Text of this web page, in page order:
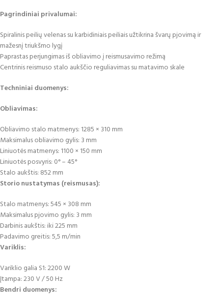
Pagrindiniai privalumai:
Spiralinis peilių velenas su karbidiniais peiliais užtikrina švarų pjovimą ir
mažesnį triukšmo lygį
Paprastas perjungimas iš obliavimo į reismusavimo režimą
Centrinis reismuso stalo aukščio reguliavimas su matavimo skale
Techniniai duomenys:
Obliavimas:
Obliavimo stalo matmenys: 1285 × 310 mm
Maksimalus obliavimo gylis: 3 mm
Liniuotės matmenys: 1100 × 150 mm
Liniuotės posvyris: 0° – 45°
Stalo aukštis: 852 mm
Storio nustatymas (reismusas):
Stalo matmenys: 545 × 308 mm
Maksimalus pjovimo gylis: 3 mm
Darbinis aukštis: iki 225 mm
Padavimo greitis: 5,5 m/min
Variklis:
Variklio galia S1: 2200 W
Įtampa: 230 V / 50 Hz
Bendri duomenys: